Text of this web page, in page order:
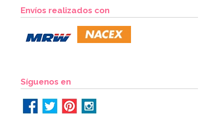
15,95€
Envíos realizados con
Síguenos en